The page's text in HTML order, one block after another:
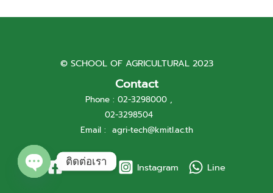
© SCHOOL OF AGRICULTURAL 2023
Contact
Phone : 02-3298000 ,
02-3298504
Email : agri-tech@kmitl.ac.th
Facebook Instagram Line
ติดต่อเรา
Open